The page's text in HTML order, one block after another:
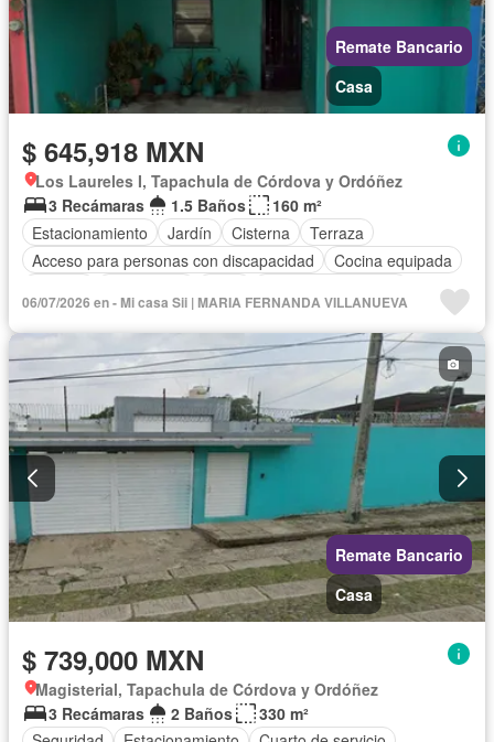
Remate Bancario
Casa
$ 645,918 MXN
Los Laureles I, Tapachula de Córdova y Ordóñez
3 Recámaras
1.5 Baños
160 m²
Estacionamiento
Jardín Cisterna
Terraza
Acceso para personas con discapacidad
Cocina equipada
Televisión por cable
Zonas verdes
Vista panorámica
Recámara con closet
06/07/2026 en - Mi casa Sii | MARIA FERNANDA VILLANUEVA
Remate Bancario
Casa
$ 739,000 MXN
Magisterial, Tapachula de Córdova y Ordóñez
3 Recámaras
2 Baños
330 m²